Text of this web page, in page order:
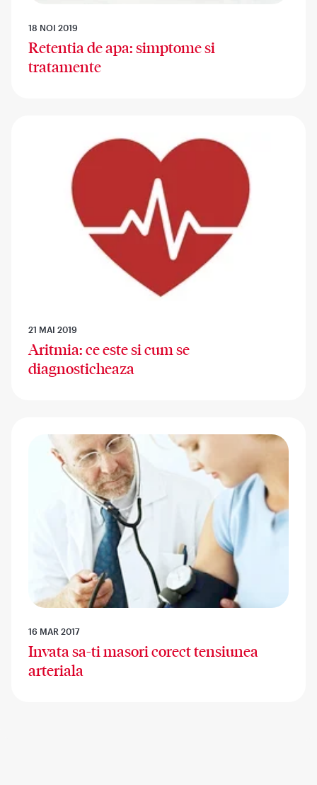
18 NOI 2019
Retentia de apa: simptome si
tratamente
21 MAI 2019
Aritmia: ce este si cum se
diagnosticheaza
16 MAR 2017
Invata sa-ti masori corect tensiunea
arteriala